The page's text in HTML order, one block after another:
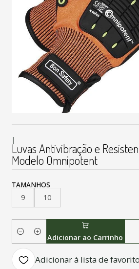
|
Luvas Antivibração e
Modelo Omnipotent
TAMANHOS
9
10
QuantidadeAdicionar ao Carrinho
Adicionar à lista de